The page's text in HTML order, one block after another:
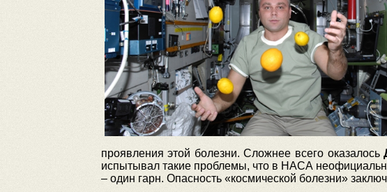
проявления этой болезни. Сложнее всего оказалось
испытывал такие проблемы, что в НАСА
– один гарн. Опасность «космической болезни»